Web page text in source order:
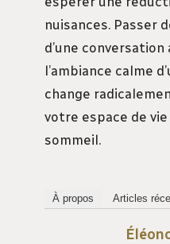
nuisances. Passer
d’une conversation
l’ambiance calme
change
votre espace de
sommeil.
À propos Articles